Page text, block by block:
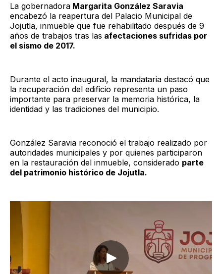
La gobernadora Margarita González Saravia
encabezó la reapertura del Palacio Municipal de
Jojutla, inmueble que fue rehabilitado después de 9
años de trabajos tras las afectaciones sufridas por
el sismo de 2017.
Durante el acto inaugural, la mandataria destacó que
la recuperación del edificio representa un paso
importante para preservar la memoria histórica, la
identidad y las tradiciones del municipio.
González Saravia reconoció el trabajo realizado por
autoridades municipales y por quienes participaron
en la restauración del inmueble, considerado parte
del patrimonio histórico de Jojutla.